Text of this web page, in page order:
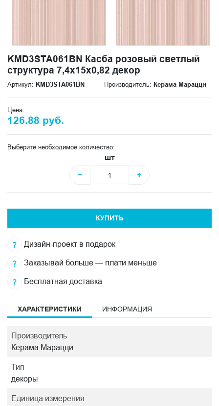
KMD3STA061BN Касба розовый светлый
структура 7,4x15x0,82 декор
Артикул: KMD3STA061BN Производитель: Керама Марацци
Цена:
126.88 руб.
Выберите необходимое количество:
шт
−
+
КУПИТЬ
Дизайн-проект в подарок
Заказывай больше — плати меньше
Бесплатная доставка
ХАРАКТЕРИСТИКИ ИНФОРМАЦИЯ
Производитель
Керама Марацци
Тип
декоры
Единица измерения